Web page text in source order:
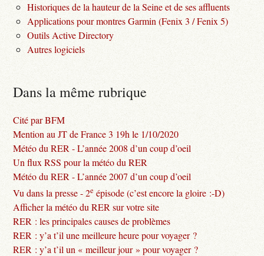
Historiques de la hauteur de la Seine et de ses affluents
Applications pour montres Garmin (Fenix 3 / Fenix 5)
Outils Active Directory
Autres logiciels
Dans la même rubrique
Cité par BFM
Mention au JT de France 3 19h le 1/10/2020
Météo du RER - L’année 2008 d’un coup d’oeil
Un flux RSS pour la météo du RER
Météo du RER - L’année 2007 d’un coup d’oeil
Vu dans la presse - 2e épisode (c’est encore la gloire :-D)
Afficher la météo du RER sur votre site
RER : les principales causes de problèmes
RER : y’a t’il une meilleure heure pour voyager ?
RER : y’a t’il un « meilleur jour » pour voyager ?